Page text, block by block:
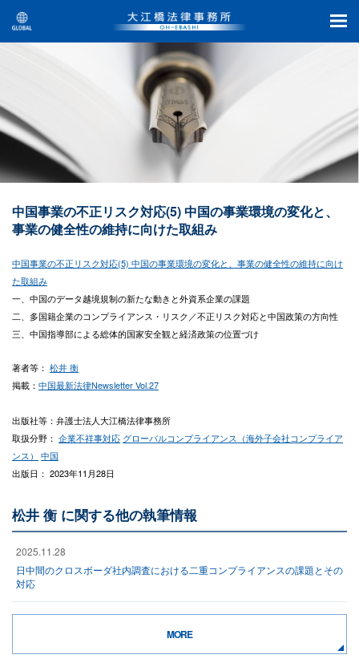
中国事業の不正リスク対応(5) 中国の事業環境の変化と、
事業の健全性の維持に向けた取組み
中国事業の不正リスク対応(5) 中国の事業環境の変化と、事業の健全性の維持に向け
た取組み
一、中国のデータ越境規制の新たな動きと外資系企業の課題
二、多国籍企業のコンプライアンス・リスク／不正リスク対応と中国政策の方向性
三、中国指導部による総体的国家安全観と経済政策の位置づけ
著者等： 松井 衡
掲載： 中国最新法律Newsletter Vol.27
出版社等：弁護士法人大江橋法律事務所
取扱分野： 企業不祥事対応 グローバルコンプライアンス（海外子会社コンプライア
ンス）
中国
出版日： 2023年11月28日
松井 衡 に関する他の執筆情報
2025.11.28
日中間のクロスボーダ社内調査における二重コンプライアンスの課題とその
対応
MORE